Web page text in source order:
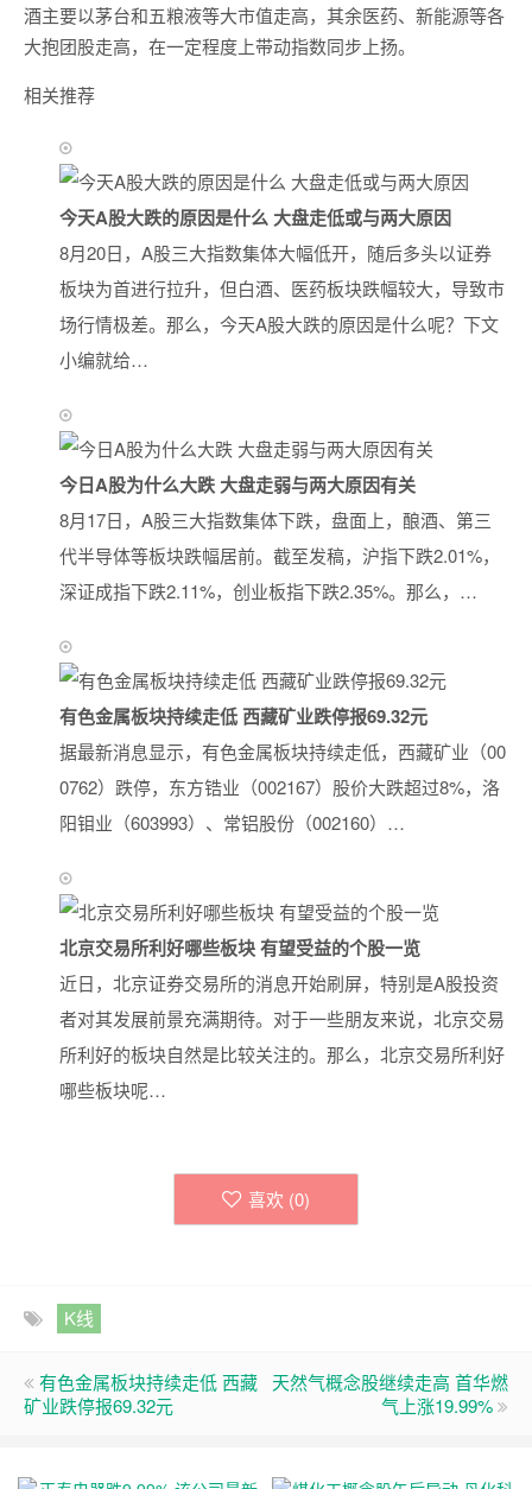
酒主要以茅台和五粮液等大市值走高，其余医药、新能源等各
大抱团股走高，在一定程度上带动指数同步上扬。
相关推荐
今天A股大跌的原因是什么 大盘走低或与两大原因
8月20日，A股三大指数集体大幅低开，随后多头以证券
板块为首进行拉升，但白酒、医药板块跌幅较大，导致市
场行情极差。那么，今天A股大跌的原因是什么呢？下文
小编就给…
今日A股为什么大跌 大盘走弱与两大原因有关
8月17日，A股三大指数集体下跌，盘面上，酿酒、第三
代半导体等板块跌幅居前。截至发稿，沪指下跌2.01%，
深证成指下跌2.11%，创业板指下跌2.35%。那么，…
有色金属板块持续走低 西藏矿业跌停报69.32元
据最新消息显示，有色金属板块持续走低，西藏矿业（00
0762）跌停，东方锆业（002167）股价大跌超过8%，洛
阳钼业（603993）、常铝股份（002160）…
北京交易所利好哪些板块 有望受益的个股一览
近日，北京证券交易所的消息开始刷屏，特别是A股投资
者对其发展前景充满期待。对于一些朋友来说，北京交易
所利好的板块自然是比较关注的。那么，北京交易所利好
哪些板块呢…
喜欢 (0)
K线
有色金属板块持续走低 西藏
矿业跌停报69.32元
天然气概念股继续走高 首华燃
气上涨19.99%